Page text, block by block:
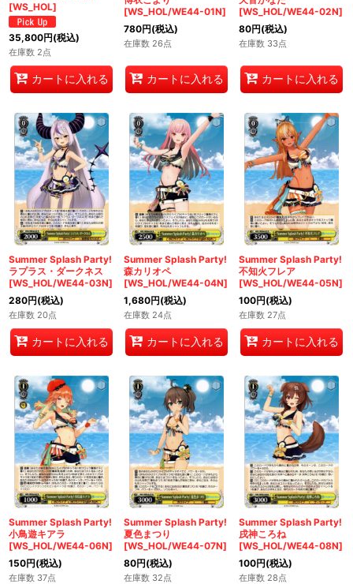
[WS_HOL]
35,800円(税込)
在庫数 2点
カートに入れる
[WS_HOL/WE44-01N]
780円(税込)
在庫数 26点
カートに入れる
[WS_HOL/WE44-02N]
80円(税込)
在庫数 33点
カートに入れる
Summer Splash Party!
ラプラス・ダークネス
[WS_HOL/WE44-03N]
280円(税込)
在庫数 20点
カートに入れる
Summer Splash Party!
森カリオペ
[WS_HOL/WE44-04N]
1,680円(税込)
在庫数 24点
カートに入れる
Summer Splash Party!
不知火フレア
[WS_HOL/WE44-05N]
100円(税込)
在庫数 27点
カートに入れる
Summer Splash Party!
小鳥遊キアラ
[WS_HOL/WE44-06N]
150円(税込)
在庫数 37点
Summer Splash Party!
夏色まつり
[WS_HOL/WE44-07N]
80円(税込)
在庫数 32点
Summer Splash Party!
戌神ころね
[WS_HOL/WE44-08N]
100円(税込)
在庫数 28点